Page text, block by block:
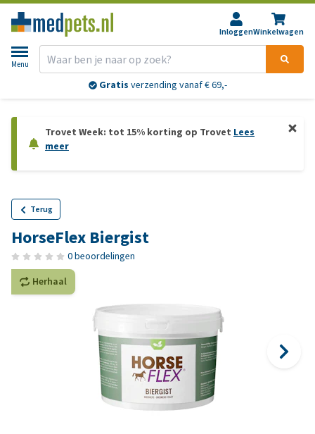
InloggenWinkelwagen
Menu
Gratis verzending vanaf € 69,-
Trovet Week: tot 15% korting op Trovet Lees
meer
Terug
HorseFlex Biergist
0 beoordelingen
Herhaal